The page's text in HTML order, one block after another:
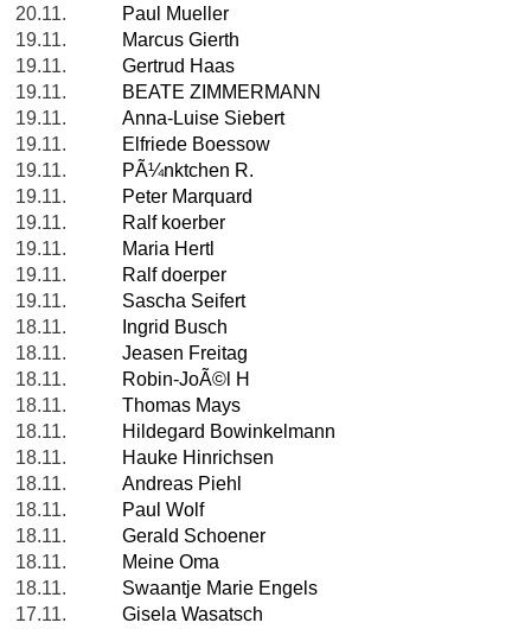
20.11.
Paul Mueller
19.11.
Marcus Gierth
19.11.
Gertrud Haas
19.11.
BEATE ZIMMERMANN
19.11.
Anna-Luise Siebert
19.11.
Elfriede Boessow
19.11.
PÃ¼nktchen R.
19.11.
Peter Marquard
19.11.
Ralf koerber
19.11.
Maria Hertl
19.11.
Ralf doerper
19.11.
Sascha Seifert
18.11.
Ingrid Busch
18.11.
Jeasen Freitag
18.11.
Robin-JoÃ©l H
18.11.
Thomas Mays
18.11.
Hildegard Bowinkelmann
18.11.
Hauke Hinrichsen
18.11.
Andreas Piehl
18.11.
Paul Wolf
18.11.
Gerald Schoener
18.11.
Meine Oma
18.11.
Swaantje Marie Engels
17.11.
Gisela Wasatsch